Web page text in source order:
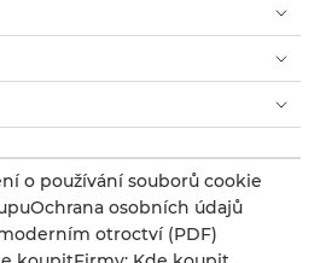
o používání souborů cookie
Ochrana osobních údajů
otroctví (PDF)